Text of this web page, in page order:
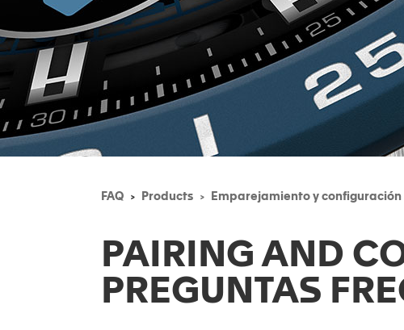
FAQ Products Emparejamiento y configuración
PAIRING AND
PREGUNTAS